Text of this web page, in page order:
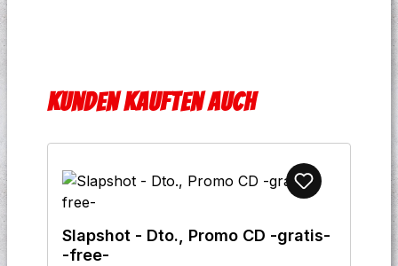
Produktgalerie überspringen
Kunden kauften auch
Slapshot - Dto., Promo CD -gratis-
-free-